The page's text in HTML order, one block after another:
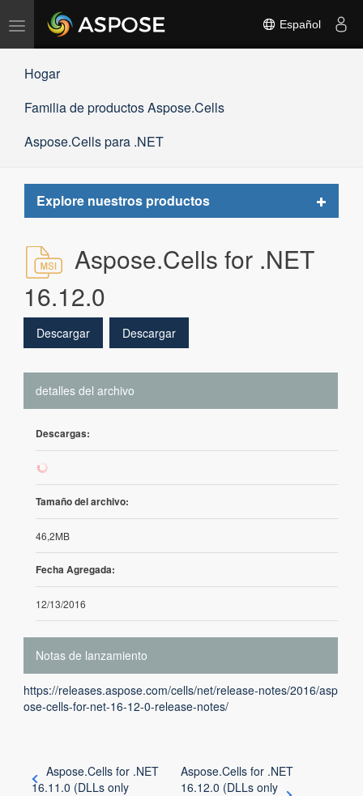
Alternar
navegación
Español
Hogar
Familia de productos Aspose.Cells
Aspose.Cells para .NET
Explore nuestros productos
Toggle
Aspose.Cells for .NET
16.12.0
Descargar Descargar
detalles del archivo
Descargas:
110
Tamaño del archivo:
46,2MB
Fecha Agregada:
12/13/2016
Notas de lanzamiento
https://releases.aspose.com/cells/net/release-notes/2016/asp
ose-cells-for-net-16-12-0-release-notes/
Aspose.Cells for .NET
16.11.0 (DLLs only
Aspose.Cells for .NET
16.12.0 (DLLs only